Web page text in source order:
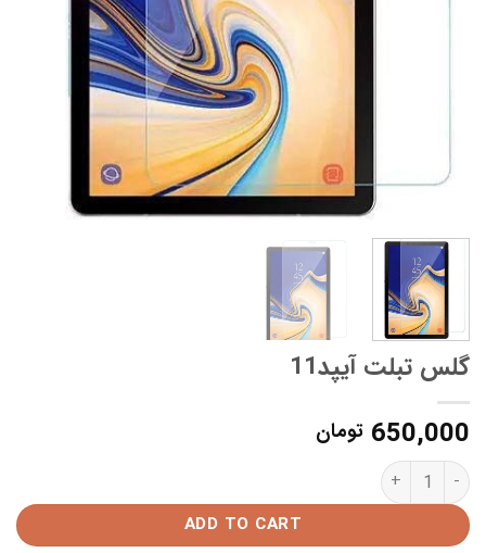
گلس تبلت آیپد11
650,000 تومان
گلس تبلت آیپد11 quantity
ADD TO CART